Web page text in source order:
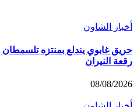
أخبار الشاون
حريق غابوي يندلع بمنتزه
رقعة النيران
08/08/2026